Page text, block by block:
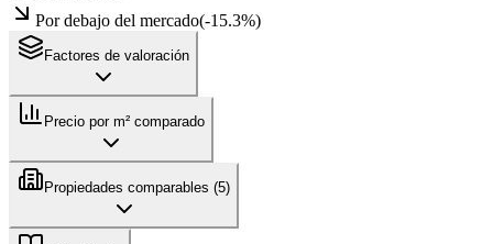
Por debajo del mercado(-15.3%)
Factores de valoración
Precio por m² comparado
Propiedades comparables (5)